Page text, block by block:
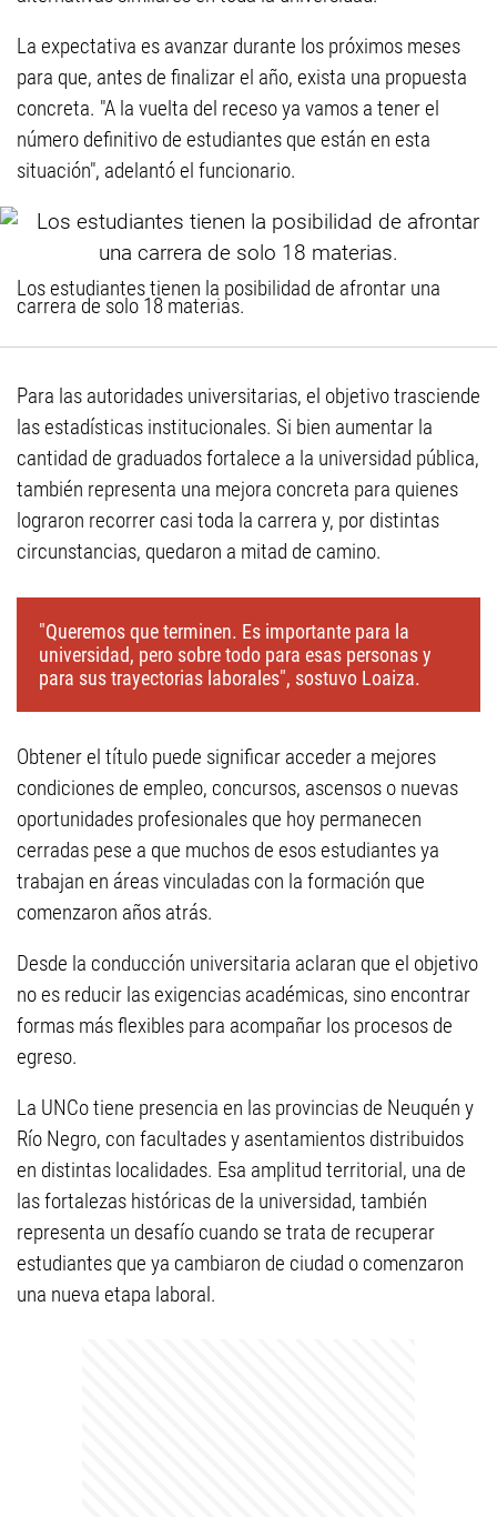
La expectativa es avanzar durante los próximos meses
para que, antes de finalizar el año, exista una propuesta
concreta. "A la vuelta del receso ya vamos a tener el
número definitivo de estudiantes que están en esta
situación", adelantó el funcionario.
Los estudiantes tienen la posibilidad de afrontar una
carrera de solo 18 materias.
Para las autoridades universitarias, el objetivo trasciende
las estadísticas institucionales. Si bien aumentar la
cantidad de graduados fortalece a la universidad pública,
también representa una mejora concreta para quienes
lograron recorrer casi toda la carrera y, por distintas
circunstancias, quedaron a mitad de camino.
"Queremos que terminen. Es importante para la
universidad, pero sobre todo para esas personas y
para sus trayectorias laborales", sostuvo Loaiza.
Obtener el título puede significar acceder a mejores
condiciones de empleo, concursos, ascensos o nuevas
oportunidades profesionales que hoy permanecen
cerradas pese a que muchos de esos estudiantes ya
trabajan en áreas vinculadas con la formación que
comenzaron años atrás.
Desde la conducción universitaria aclaran que el objetivo
no es reducir las exigencias académicas, sino encontrar
formas más flexibles para acompañar los procesos de
egreso.
La UNCo tiene presencia en las provincias de Neuquén y
Río Negro, con facultades y asentamientos distribuidos
en distintas localidades. Esa amplitud territorial, una de
las fortalezas históricas de la universidad, también
representa un desafío cuando se trata de recuperar
estudiantes que ya cambiaron de ciudad o comenzaron
una nueva etapa laboral.